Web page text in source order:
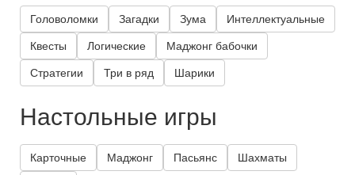
Головоломки Загадки Зума Интеллектуальные
Квесты Логические Маджонг бабочки
Стратегии Три в ряд Шарики
Настольные игры
Карточные Маджонг Пасьянс Шахматы